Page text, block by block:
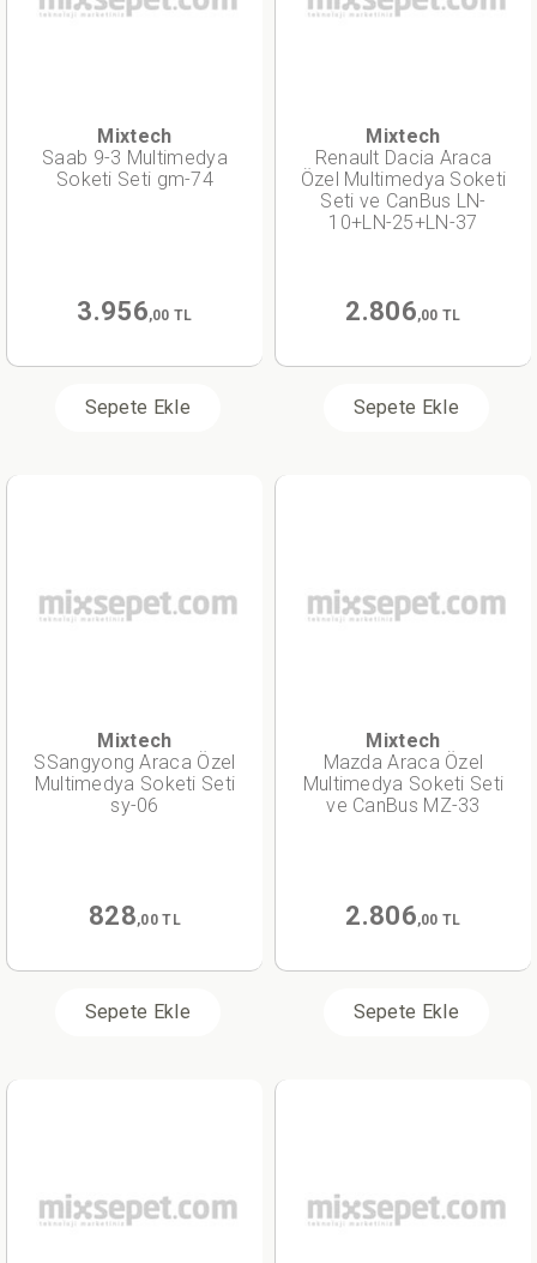
Mixtech
Saab 9-3 Multimedya
Soketi Seti gm-74
3.956,00 TL
Sepete Ekle
Mixtech
Renault Dacia Araca
Özel Multimedya Soketi
Seti ve CanBus LN-
10+LN-25+LN-37
2.806,00 TL
Sepete Ekle
Mixtech
SSangyong Araca Özel
Multimedya Soketi Seti
sy-06
828,00 TL
Sepete Ekle
Mixtech
Mazda Araca Özel
Multimedya Soketi Seti
ve CanBus MZ-33
2.806,00 TL
Sepete Ekle